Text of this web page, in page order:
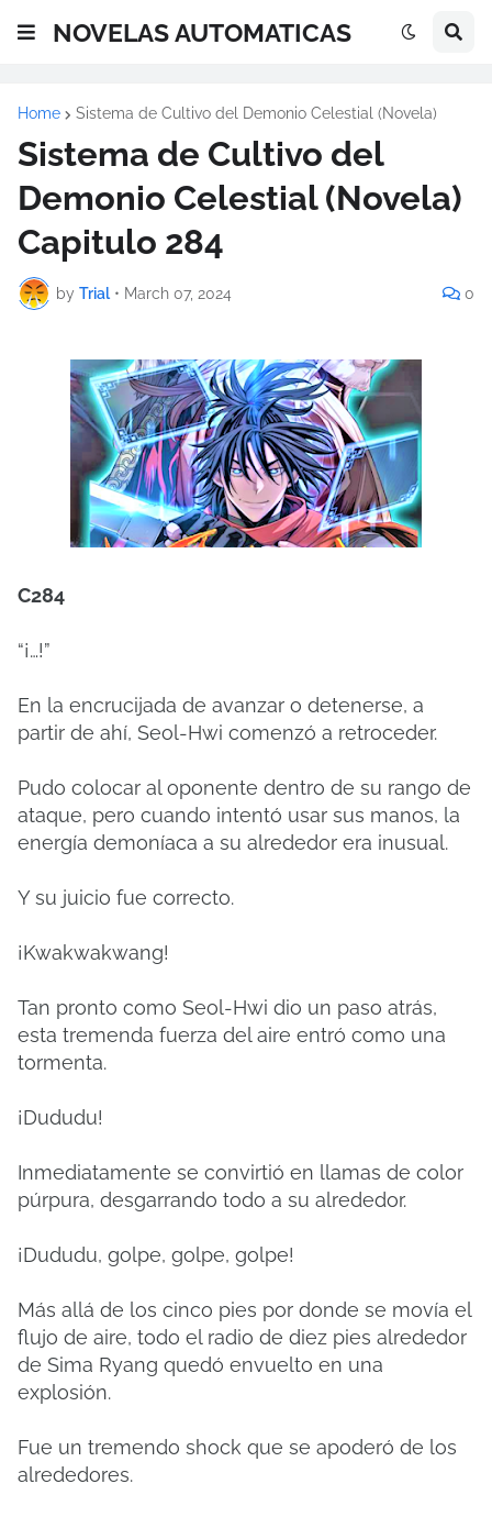
NOVELAS AUTOMATICAS
Home Sistema de Cultivo del Demonio Celestial (Novela)
Sistema de Cultivo del
Demonio Celestial (Novela)
Capitulo 284
by Trial • March 07, 2024 0
C284
“¡…!”
En la encrucijada de avanzar o detenerse, a
partir de ahí, Seol-Hwi comenzó a retroceder.
Pudo colocar al oponente dentro de su rango de
ataque, pero cuando intentó usar sus manos, la
energía demoníaca a su alrededor era inusual.
Y su juicio fue correcto.
¡Kwakwakwang!
Tan pronto como Seol-Hwi dio un paso atrás,
esta tremenda fuerza del aire entró como una
tormenta.
¡Dududu!
Inmediatamente se convirtió en llamas de color
púrpura, desgarrando todo a su alrededor.
¡Dududu, golpe, golpe, golpe!
Más allá de los cinco pies por donde se movía el
flujo de aire, todo el radio de diez pies alrededor
de Sima Ryang quedó envuelto en una
explosión.
Fue un tremendo shock que se apoderó de los
alrededores.